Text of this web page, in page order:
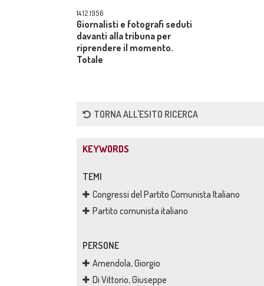
14.12.1956
Giornalisti e fotografi seduti
davanti alla tribuna per
riprendere il momento.
Totale
TORNA ALL'ESITO RICERCA
KEYWORDS
TEMI
Congressi del Partito Comunista Italiano
Partito comunista italiano
PERSONE
Amendola, Giorgio
Di Vittorio, Giuseppe